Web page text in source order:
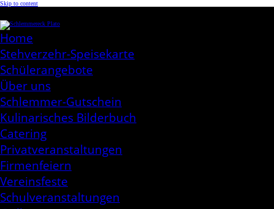
Skip to content
Home
Stehverzehr-Speisekarte
Schülerangebote
Über uns
Schlemmer-Gutschein
Kulinarisches Bilderbuch
Catering
Privatveranstaltungen
Firmenfeiern
Vereinsfeste
Schulveranstaltungen